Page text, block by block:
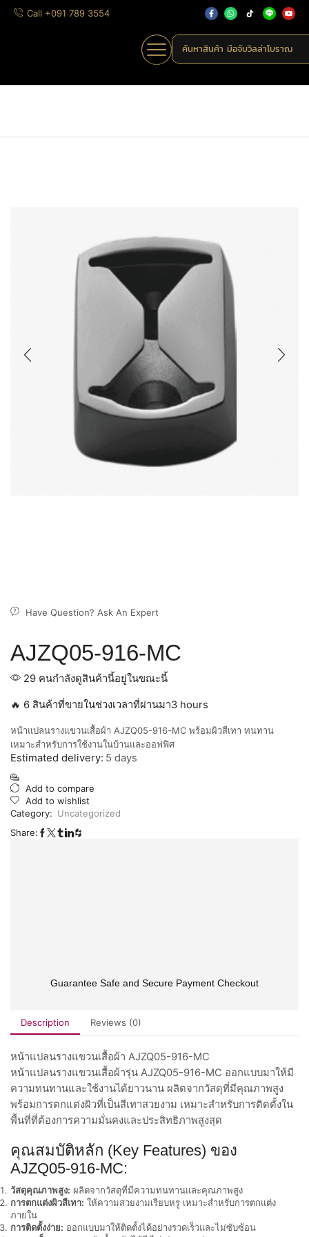
Call +091 789 3554
ค้นหาสินค้า มือจับวิลล่าโบราณ
Have Question? Ask An Expert
AJZQ05-916-MC
29 คนกำลังดูสินค้านี้อยู่ในขณะนี้
🔥 6 สินค้าที่ขายในช่วงเวลาที่ผ่านมา3 hours
หน้าแปลนรางแขวนเสื้อผ้า AJZQ05-916-MC พร้อมผิวสีเทา ทนทาน
เหมาะสำหรับการใช้งานในบ้านและออฟฟิศ
Estimated delivery: 5 days
Add to compare
Add to wishlist
Category: Uncategorized
Share:
Guarantee Safe and Secure Payment Checkout
Description Reviews (0)
หน้าแปลนรางแขวนเสื้อผ้า AJZQ05-916-MC
หน้าแปลนรางแขวนเสื้อผ้ารุ่น AJZQ05-916-MC ออกแบบมาให้มี
ความทนทานและใช้งานได้ยาวนาน ผลิตจากวัสดุที่มีคุณภาพสูง
พร้อมการตกแต่งผิวที่เป็นสีเทาสวยงาม เหมาะสำหรับการติดตั้งใน
พื้นที่ที่ต้องการความมั่นคงและประสิทธิภาพสูงสุด
คุณสมบัติหลัก (Key Features) ของ
AJZQ05-916-MC:
วัสดุคุณภาพสูง: ผลิตจากวัสดุที่มีความทนทานและคุณภาพสูง
การตกแต่งผิวสีเทา: ให้ความสวยงามเรียบหรู เหมาะสำหรับการตกแต่ง
ภายใน
การติดตั้งง่าย: ออกแบบมาให้ติดตั้งได้อย่างรวดเร็วและไม่ซับซ้อน